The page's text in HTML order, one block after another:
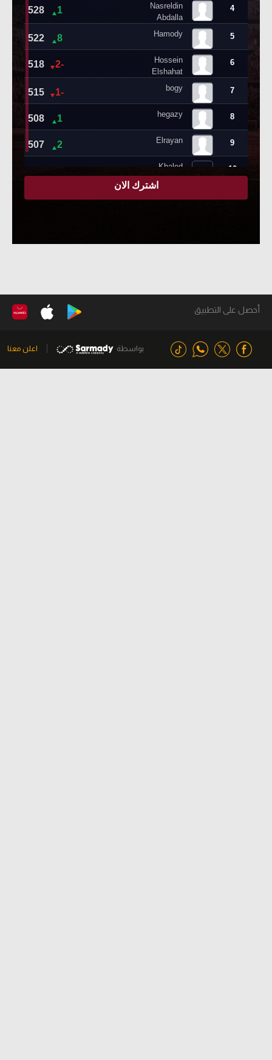
أحصل على التطبيق
بواسطة اعلن معنا